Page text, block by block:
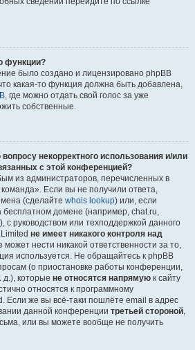
функции?
было создано и лицензировано phpBB
какая-то функция должна быть добавлена,
, где можно отдать свой голос за уже
собственные.
некорректного использования и/или
с этой конференцией?
из администраторов, перечисленных в
Если вы не получили ответа,
(сделайте whois lookup) или, если
домене (например, chat.ru,
с руководством или техподдержкой данного
не имеет никакого контроля над
может нести никакой ответственности за то,
используется. Не обращайтесь к phpBB
(о приостановке работы конференции,
д.), которые не относятся напрямую к сайту
относятся к программному
Если же вы всё-таки пошлёте email в адрес
данной конференции третьей стороной,
или вы можете вообще не получить